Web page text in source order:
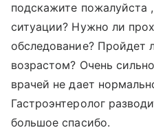
подскажите пожалуйста
ситуации? Нужно ли
обследование? Пройдет
возрастом? Очень
врачей не дает
Гастроэнтеролог
большое спасибо.